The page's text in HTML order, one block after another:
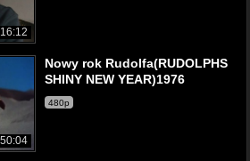
16:12
50:04
Nowy rok Rudolfa(RUDOLPHS
SHINY NEW YEAR)1976
480p